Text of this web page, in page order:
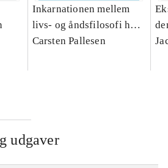
Inkarnationen mellem
livs- og åndsfilosofi hos
Michel Serres : et
Carsten Pallesen
udgaver